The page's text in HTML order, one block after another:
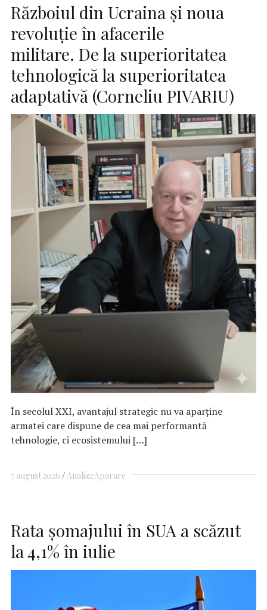
Războiul din Ucraina și noua
revoluție în afacerile
militare. De la superioritatea
tehnologică la superioritatea
adaptativă (Corneliu PIVARIU)
În secolul XXI, avantajul strategic nu va aparține
armatei care dispune de cea mai performantă
tehnologie, ci ecosistemului […]
7 august 2026 AnalizeAparare
Rata şomajului în SUA a scăzut
la 4,1% în iulie